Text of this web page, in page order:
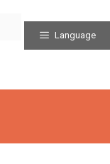
Language